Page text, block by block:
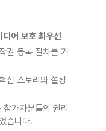
어 보호 최우선
권 등록 절차를 거
심 스토리와 설정
가자분들의 권리
습니다.